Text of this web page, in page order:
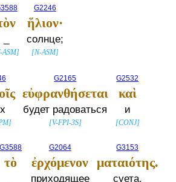
ASM]
G2246
ἥλιον·
солнце;
[N-ASM]
]
G2165
εὐφρανθήσεται
будет радоваться
[V-FPI-3S]
G2532
καὶ
и
[CONJ]
G3588
τὸ
G2064
ἐρχόμενον
приходящее
G3153
ματαιότης.
суета.